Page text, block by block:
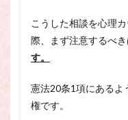
こうした相談を心理
際、まず注意するべき
す。
憲法20条1項にあるよ
権です。